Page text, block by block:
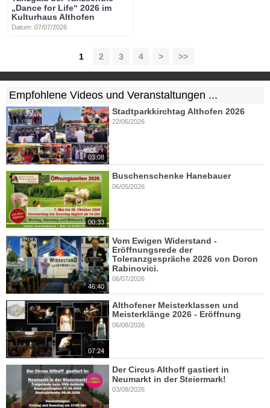
„Dance for Life“ 2026 im
Kulturhaus Althofen
Datum: 07/07/2026
1 2 3 4 > >>
Empfohlene Videos und Veranstaltungen ...
03:08
Stadtparkkirchtag Althofen 2026
22/06/2026
00:33
Buschenschenke Hanebauer
06/05/2026
46:40
Vom Ewigen Widerstand -
Eröffnungsrede der
Toleranzgespräche 2026 von Doron
Rabinovici.
06/07/2026
07:24
Althofener Meisterklassen und
Meisterklänge 2026 - Eröffnung
06/08/2026
Der Circus Althoff gastiert in
Neumarkt in der Steiermark!
03/08/2026